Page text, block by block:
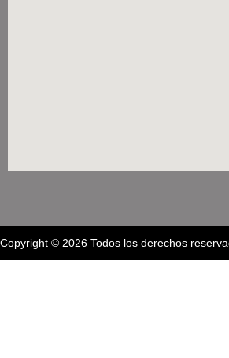
Copyright © 2026 Todos los derechos